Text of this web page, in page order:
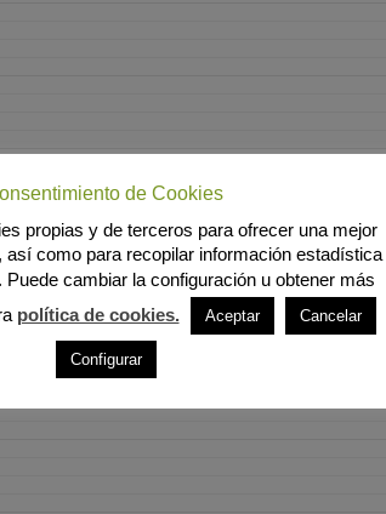
de Cookies
propias y de terceros para ofrecer una mejor
como para recopilar información estadística
cambiar la configuración u obtener más
política de cookies. Aceptar Cancelar
Configurar